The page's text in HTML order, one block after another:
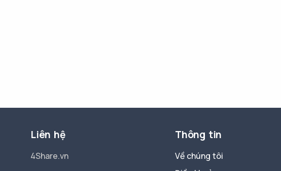
Liên hệ
4Share.vn
Thông tin
Về chúng tôi